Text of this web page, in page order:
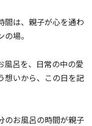
間は、親子が心を通わ
場。
風呂を、日常の中の愛
想いから、この日を記
のお風呂の時間が親子